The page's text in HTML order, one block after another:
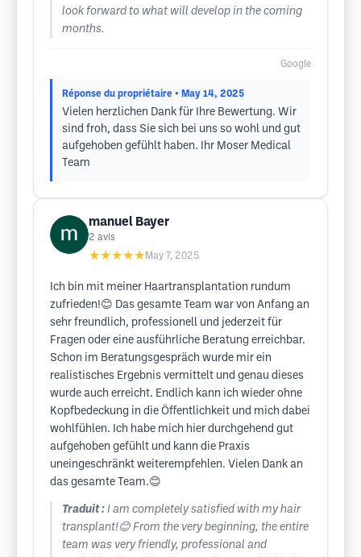
look forward to what will develop in the coming
months.
Google
Réponse du propriétaire • May 14, 2025
Vielen herzlichen Dank für Ihre Bewertung. Wir
sind froh, dass Sie sich bei uns so wohl und gut
aufgehoben gefühlt haben. Ihr Moser Medical
Team
manuel Bayer
2 avis
★★★★★ May 7, 2025
Ich bin mit meiner Haartransplantation rundum
zufrieden!😊 Das gesamte Team war von Anfang an
sehr freundlich, professionell und jederzeit für
Fragen oder eine ausführliche Beratung erreichbar.
Schon im Beratungsgespräch wurde mir ein
realistisches Ergebnis vermittelt und genau dieses
wurde auch erreicht. Endlich kann ich wieder ohne
Kopfbedeckung in die Öffentlichkeit und mich dabei
wohlfühlen. Ich habe mich hier durchgehend gut
aufgehoben gefühlt und kann die Praxis
uneingeschränkt weiterempfehlen. Vielen Dank an
das gesamte Team.😊
Traduit : I am completely satisfied with my hair
transplant!😊 From the very beginning, the entire
team was very friendly, professional and